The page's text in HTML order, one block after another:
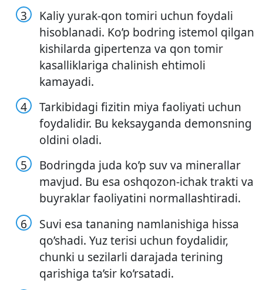
Kaliy yurak-qon tomiri uchun foydali
hisoblanadi. Ko’p bodring istemol qilgan
kishilarda gipertenza va qon tomir
kasalliklariga chalinish ehtimoli
kamayadi.
Tarkibidagi fizitin miya faoliyati uchun
foydalidir. Bu keksayganda demonsning
oldini oladi.
Bodringda juda ko’p suv va minerallar
mavjud. Bu esa oshqozon-ichak trakti va
buyraklar faoliyatini normallashtiradi.
Suvi esa tananing namlanishiga hissa
qo’shadi. Yuz terisi uchun foydalidir,
chunki u sezilarli darajada terining
qarishiga ta’sir ko’rsatadi.